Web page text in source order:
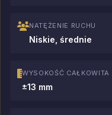
NATĘŻENIE RUCHU
Niskie, średnie
WYSOKOŚĆ CAŁKOWITA
±13 mm